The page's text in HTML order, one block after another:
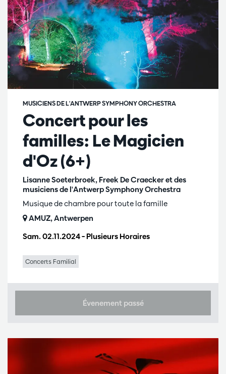
Concert pour les
familles: Le Magicien
d'Oz (6+)
Lisanne Soeterbroek, Freek De Craecker et des
musiciens de l'Antwerp Symphony Orchestra
MUSICIENS DE L'ANTWERP SYMPHONY ORCHESTRA
Sam. 02.11.2024– Plusieurs Horaires
Musique de chambre pour toute la famille
AMUZ, Antwerpen
Concerts Familial
Évenement passé